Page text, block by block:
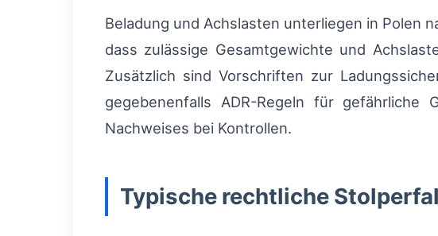
Beladung und Achslasten unterliegen in Polen
dass zulässige Gesamtgewichte und
Zusätzlich sind Vorschriften zur
gegebenenfalls ADR-Regeln für
Nachweises bei Kontrollen.
Typische rechtliche